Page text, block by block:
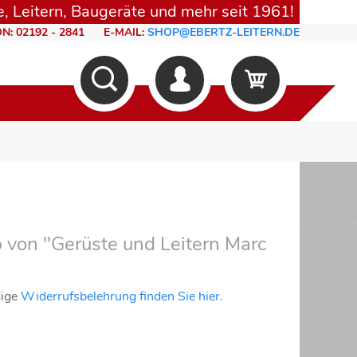
Leitern, Baugeräte und mehr seit 1961!
02192 - 2841 E-MAIL: SHOP@EBERTZ-LEITERN.DE
"Gerüste und Leitern Marc
Widerrufsbelehrung finden Sie hier.